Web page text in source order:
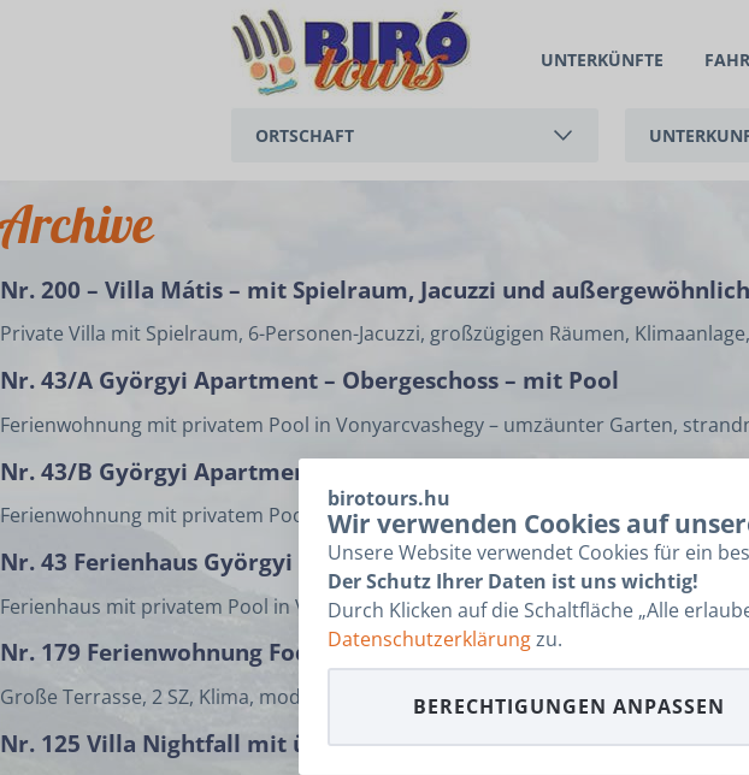
birotours.hu
Wir verwenden Cookies auf
Unsere Website verwendet Cookies für ein
Der Schutz Ihrer Daten ist uns wichtig!
Durch Klicken auf die Schaltfläche „Alle
Datenschutzerklärungzu.
BERECHTIGUNGEN ANPASSEN
ORTSCHAFT
CSERSZEGTOMAJ
GYENESDIÁS
KESZTHELY
VONYARCVASHEGY
UNTERKÜNFTE
Archive
Nr. 200 – Villa Mátis – mit Spielraum, Jacuzzi und
Private Villa mit Spielraum, 6-Personen-Jacuzzi, großzügigen Räumen,
Nr. 43/A Györgyi Apartment – Obergeschoss – mit Pool
Ferienwohnung mit privatem Pool in Vonyarcvashegy – umzäunter Garten,
Nr. 43/B Györgyi Apartment – Erdgeschoss – mit Pool und Sauna
Ferienwohnung mit privatem Pool in Vonyarcvashegy – umzäunter Garten,
Nr. 43 Ferienhaus Györgyi mit privatem Pool, Sauna und 2
Ferienhaus mit privatem Pool in Vonyarcvashegy, mit umzäuntem Garten,
Nr. 179 Ferienwohnung Fodor
Große Terrasse, 2 SZ, Klima, modernes Bad
Nr. 125 Villa Nightfall mit überdachtem und geheiztem Privatpool